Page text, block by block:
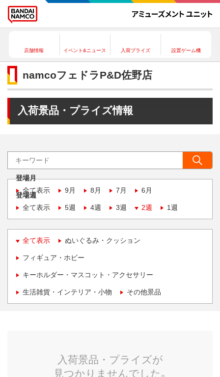
店舗情報 イベント&ニュース 入荷プライズ 設置ゲーム機
namcoフェドラP&D佐野店
入荷景品・プライズ情報
登場月
全て表示
9月 8月 7月 6月
登場週
全て表示
5週 4週 3週 2週 1週
全て表示 ぬいぐるみ・クッション
フィギュア・ホビー
キーホルダー・マスコット・アクセサリー
生活雑貨・インテリア・小物 その他景品